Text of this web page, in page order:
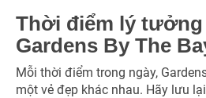
Thời điểm lý
Gardens By The
Mỗi thời điểm trong ngày,
một vẻ đẹp khác nhau. Hãy lưu